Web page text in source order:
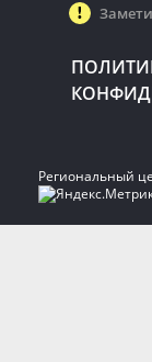
Региональный